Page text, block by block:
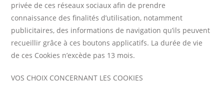
privée de ces réseaux sociaux afin de prendre
connaissance des finalités d’utilisation, notamment
publicitaires, des informations de navigation qu’ils peuvent
recueillir grâce à ces boutons applicatifs. La durée de vie
de ces Cookies n’excède pas 13 mois.
VOS CHOIX CONCERNANT LES COOKIES